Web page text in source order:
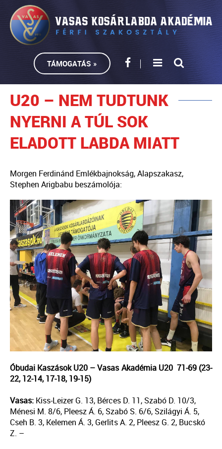
TÁMOGATÁS »
U20 – NEM TUDTUNK
NYERNI A TÚL SOK
ELADOTT LABDA MIATT
Morgen Ferdinánd Emlékbajnokság, Alapszakasz,
Stephen Arigbabu beszámolója:
Óbudai Kaszások U20 – Vasas Akadémia U20 71-69 (23-
22, 12-14, 17-18, 19-15)
Vasas: Kiss-Leizer G. 13, Bérces D. 11, Szabó D. 10/3,
Ménesi M. 8/6, Pleesz Á. 6, Szabó S. 6/6, Szilágyi Á. 5,
Cseh B. 3, Kelemen Á. 3, Gerlits A. 2, Pleesz G. 2, Bucskó
Z. –